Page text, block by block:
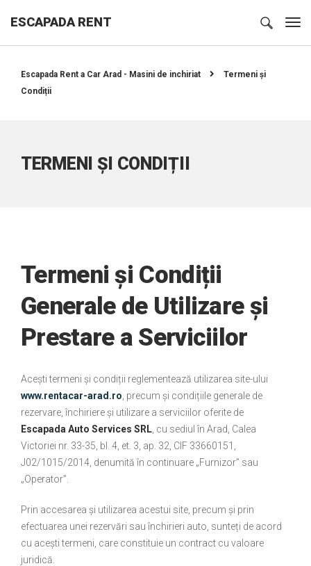
ESCAPADA RENT
Escapada Rent a Car Arad - Masini de inchiriat
Termeni și
Condiții
TERMENI ȘI CONDIȚII
Termeni și Condiții
Generale de Utilizare și
Prestare a Serviciilor
Acești termeni și condiții reglementează utilizarea site-ului
www.rentacar-arad.ro , precum și condițiile generale de
rezervare, închiriere și utilizare a serviciilor oferite de
Escapada Auto Services SRL , cu sediul în Arad, Calea
Victoriei nr. 33-35, bl. 4, et. 3, ap. 32, CIF 33660151,
J02/1015/2014, denumită în continuare „Furnizor” sau
„Operator”.
Prin accesarea și utilizarea acestui site, precum și prin
efectuarea unei rezervări sau închirieri auto, sunteți de acord
cu acești termeni, care constituie un contract cu valoare
juridică.